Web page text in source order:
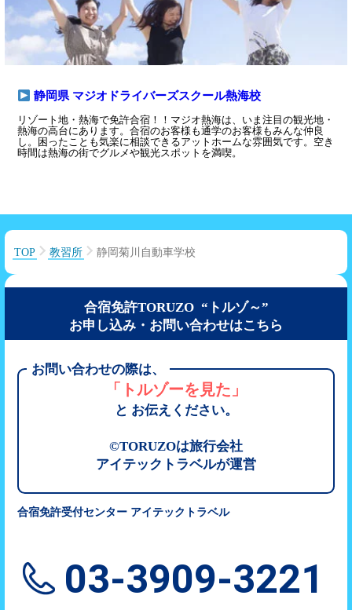
静岡県 マジオドライバーズスクール熱海校
リゾート地・熱海で免許合宿！！マジオ熱海は、いま注目の観光地・
熱海の高台にあります。合宿のお客様も通学のお客様もみんな仲良
し。困ったことも気楽に相談できるアットホームな雰囲気です。空き
時間は熱海の街でグルメや観光スポットを満喫。
TOP 教習所 静岡菊川自動車学校
合宿免許TORUZO “トルゾ～”
お申し込み・お問い合わせはこちら
お問い合わせの際は、
「トルゾーを見た」
と お伝えください。
©TORUZOは旅行会社
アイテックトラベルが運営
合宿免許受付センター アイテックトラベル
03-3909-3221